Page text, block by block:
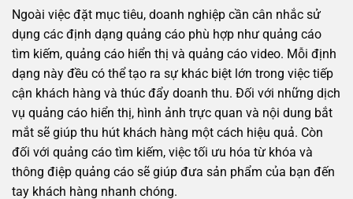
Ngoài việc đặt mục tiêu, doanh nghiệp cần cân nhắc sử
dụng các định dạng quảng cáo phù hợp như quảng cáo
tìm kiếm, quảng cáo hiển thị và quảng cáo video. Mỗi định
dạng này đều có thể tạo ra sự khác biệt lớn trong việc tiếp
cận khách hàng và thúc đẩy doanh thu. Đối với những dịch
vụ quảng cáo hiển thị, hình ảnh trực quan và nội dung bắt
mắt sẽ giúp thu hút khách hàng một cách hiệu quả. Còn
đối với quảng cáo tìm kiếm, việc tối ưu hóa từ khóa và
thông điệp quảng cáo sẽ giúp đưa sản phẩm của bạn đến
tay khách hàng nhanh chóng.